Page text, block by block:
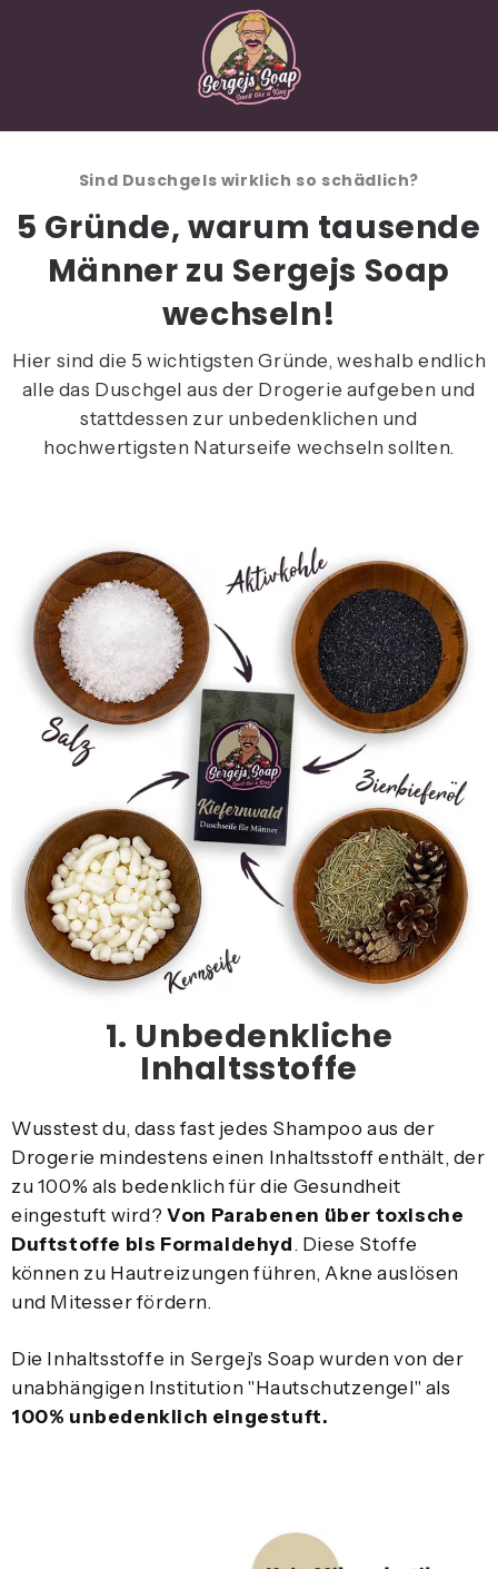
Sind Duschgels wirklich so schädlich?
5 Gründe, warum tausende
Männer zu Sergejs Soap
wechseln!
Hier sind die 5 wichtigsten Gründe, weshalb endlich
alle das Duschgel aus der Drogerie aufgeben und
stattdessen zur unbedenklichen und
hochwertigsten Naturseife wechseln sollten.
1. Unbedenkliche
Inhaltsstoffe
Wusstest du, dass fast jedes Shampoo aus der
Drogerie mindestens einen Inhaltsstoff enthält, der
zu 100% als bedenklich für die Gesundheit
eingestuft wird? Von Parabenen über toxische
Duftstoffe bis Formaldehyd. Diese Stoffe
können zu Hautreizungen führen, Akne auslösen
und Mitesser fördern.
Die Inhaltsstoffe in Sergej's Soap wurden von der
unabhängigen Institution "Hautschutzengel" als
100% unbedenklich eingestuft.